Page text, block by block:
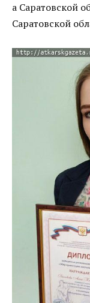
а Саратовской
Саратовской